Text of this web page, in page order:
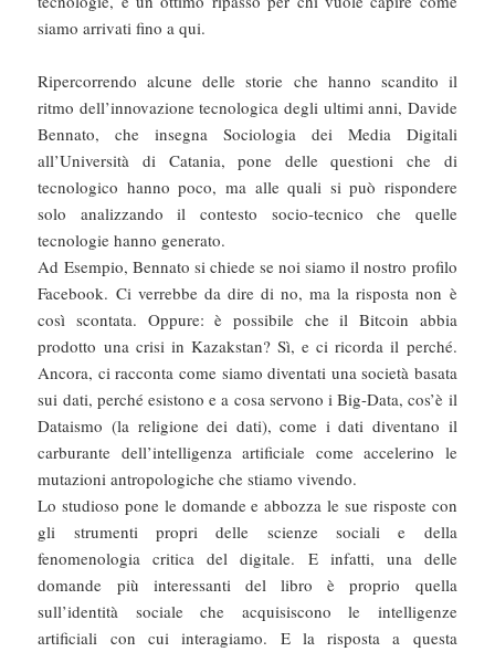
siamo arrivati fino a qui.
Ripercorrendo alcune delle storie che hanno scandito il
ritmo dell’innovazione tecnologica degli ultimi anni, Davide
Bennato, che insegna Sociologia dei Media Digitali
all’Università di Catania, pone delle questioni che di
tecnologico hanno poco, ma alle quali si può rispondere
solo analizzando il contesto socio-tecnico che quelle
tecnologie hanno generato.
Ad Esempio, Bennato si chiede se noi siamo il nostro profilo
Facebook. Ci verrebbe da dire di no, ma la risposta non è
così scontata. Oppure: è possibile che il Bitcoin abbia
prodotto una crisi in Kazakstan? Sì, e ci ricorda il perché.
Ancora, ci racconta come siamo diventati una società basata
sui dati, perché esistono e a cosa servono i Big-Data, cos’è il
Dataismo (la religione dei dati), come i dati diventano il
carburante dell’intelligenza artificiale come accelerino le
mutazioni antropologiche che stiamo vivendo.
Lo studioso pone le domande e abbozza le sue risposte con
gli strumenti propri delle scienze sociali e della
fenomenologia critica del digitale. E infatti, una delle
domande più interessanti del libro è proprio quella
sull’identità sociale che acquisiscono le intelligenze
artificiali con cui interagiamo. E la risposta a questa